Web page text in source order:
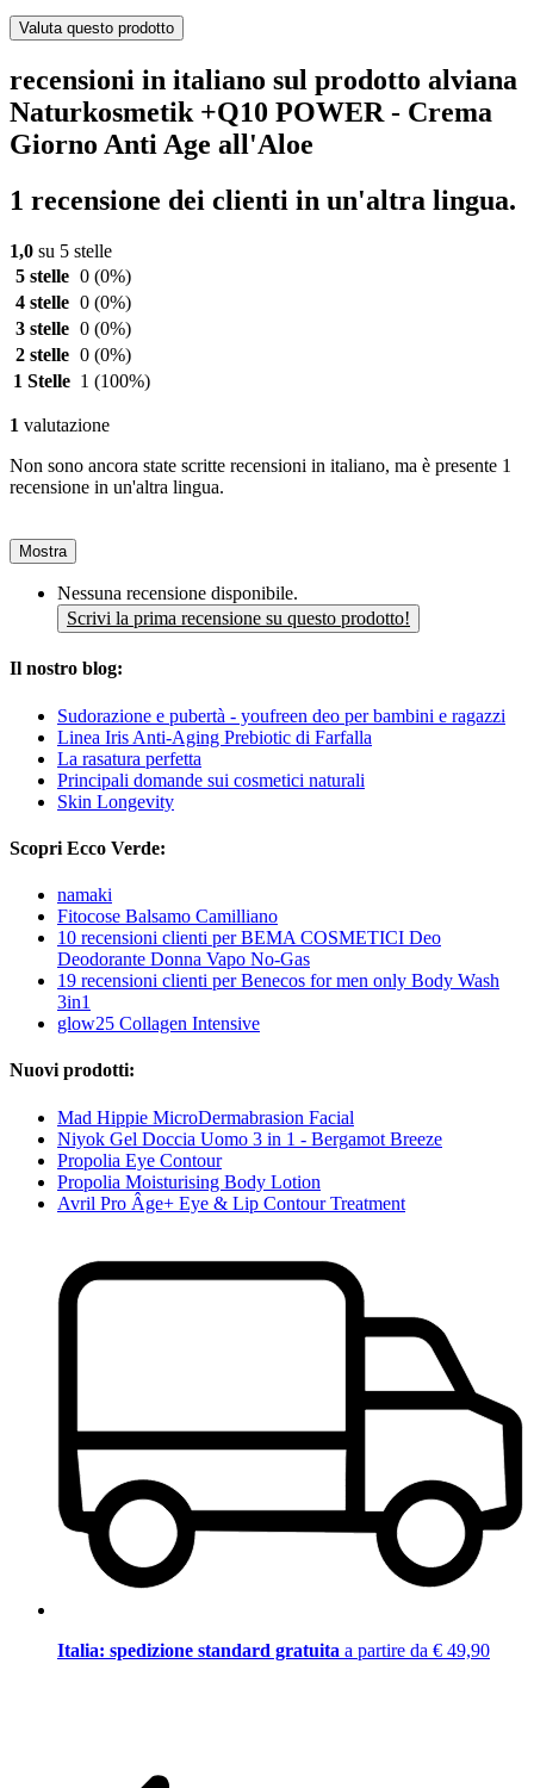
Valuta questo prodotto
recensioni in italiano sul prodotto alviana
Naturkosmetik +Q10 POWER - Crema
Giorno Anti Age all'Aloe
1 recensione dei clienti in un'altra lingua.
1,0 su 5 stelle
5 stelle 0 (0%)
4 stelle 0 (0%)
3 stelle 0 (0%)
2 stelle 0 (0%)
1 Stelle 1 (100%)
1 valutazione
Non sono ancora state scritte recensioni in italiano, ma è presente 1
recensione in un'altra lingua.
Mostra
Nessuna recensione disponibile.
Scrivi la prima recensione su questo prodotto!
Il nostro blog:
Sudorazione e pubertà - youfreen deo per bambini e ragazzi
Linea Iris Anti-Aging Prebiotic di Farfalla
La rasatura perfetta
Principali domande sui cosmetici naturali
Skin Longevity
Scopri Ecco Verde:
namaki
Fitocose Balsamo Camilliano
10 recensioni clienti per BEMA COSMETICI Deo
Deodorante Donna Vapo No-Gas
19 recensioni clienti per Benecos for men only Body Wash
3in1
glow25 Collagen Intensive
Nuovi prodotti:
Mad Hippie MicroDermabrasion Facial
Niyok Gel Doccia Uomo 3 in 1 - Bergamot Breeze
Propolia Eye Contour
Propolia Moisturising Body Lotion
Avril Pro Âge+ Eye & Lip Contour Treatment
Italia: spedizione standard gratuita a partire da € 49,90